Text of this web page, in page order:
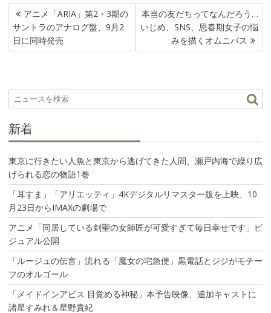
投
稿
ナ
ビ
シ
ョ
アニメ「ARIA」第2・3期の
サントラのアナログ盤、9月2
日に同時発売
本当の友だちってなんだろう…
いじめ、SNS、思春期女子の悩
みを描くオムニバス
新着
東京に行きたい人魚と東京から逃げてきた人間、瀬戸内海で繰り広
げられる恋の物語1巻
「耳すま」「アリエッティ」4Kデジタルリマスター版を上映、10
月23日からIMAXの劇場で
アニメ「同居している剣聖の女師匠が可愛すぎて毎日幸せです」ビ
ジュアル公開
「ルージュの伝言」流れる「魔女の宅急便」黒電話とジジがモチー
フのオルゴール
「メイドインアビス 目覚める神秘」本予告映像、追加キャストに
諸星すみれ＆星野貴紀